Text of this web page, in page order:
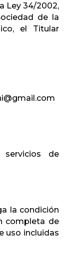
Ley 34/2002,
de la
el Titular
de
la condición
completa de
uso incluidas